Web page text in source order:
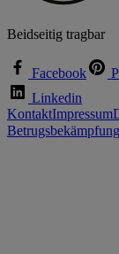
Beidseitig tragbar
Facebook
Linkedin
KontaktImpressum
Betrugsbekämpfung